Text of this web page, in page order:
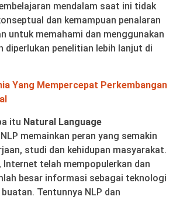
mendalam saat ini tidak
dan kemampuan penalaran
untuk memahami dan menggunakan
diperlukan penelitian lebih lanjut di
Yang Mempercepat Perkembangan
itu Natural Language
memainkan peran yang semakin
studi dan kehidupan masyarakat.
Internet telah mempopulerkan dan
besar informasi sebagai teknologi
Tentunnya NLP dan